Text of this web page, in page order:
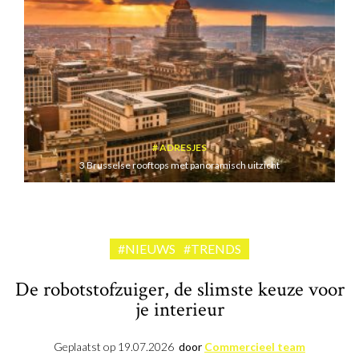
ADRESJES
3 Brusselse rooftops met panoramisch uitzicht
#NIEUWS #TRENDS
De robotstofzuiger, de slimste keuze voor
je interieur
Geplaatst op 19.07.2026 door Commercieel team